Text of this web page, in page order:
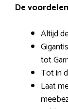
De
Altijd
tot
Tot in
Laat